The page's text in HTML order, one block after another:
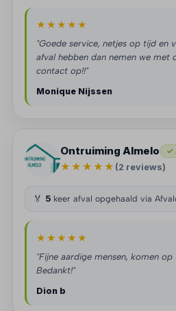
★★★★★
"Goede service, netjes op tijd en
afval hebben dan nemen we met
contact op!!"
Monique Nijssen
Ontruiming Almelo ✓
★★★★★ (2 reviews)
🏅 5 keer afval opgehaald via
★★★★★
"Fijne aardige mensen, komen op
Bedankt!"
Dion b